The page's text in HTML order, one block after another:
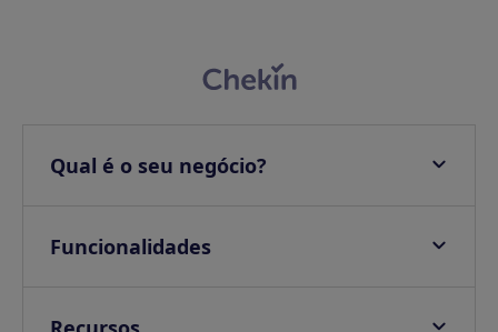
Qual é o seu negócio?
Hotéis
Funcionalidades
Onsite check-in